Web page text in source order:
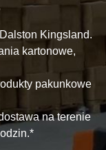
Kingsland.
kartonowe,
pakunkowe
na terenie